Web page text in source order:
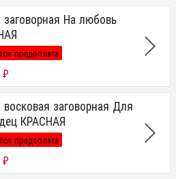
заговорная На любовь
предоплата
₽
восковая заговорная Для
КРАСНАЯ
предоплата
₽